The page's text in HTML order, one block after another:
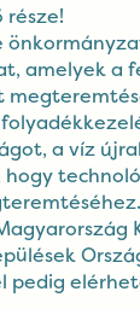
amelyek a
a víz
pedig